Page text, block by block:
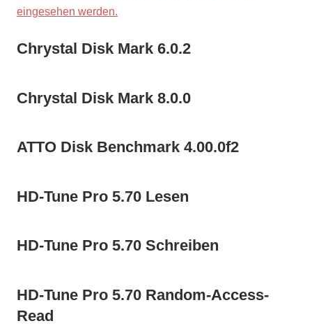
eingesehen werden.
Chrystal Disk Mark 6.0.2
Chrystal Disk Mark 8.0.0
ATTO Disk Benchmark 4.00.0f2
HD-Tune Pro 5.70 Lesen
HD-Tune Pro 5.70 Schreiben
HD-Tune Pro 5.70 Random-Access-
Read